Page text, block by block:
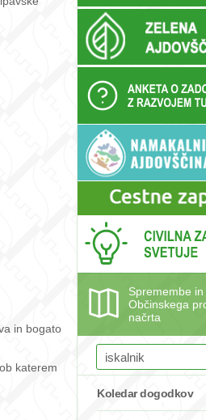
in bogato
katerem
Spremembe
Občinskega
načrta
Koledar dogodkov